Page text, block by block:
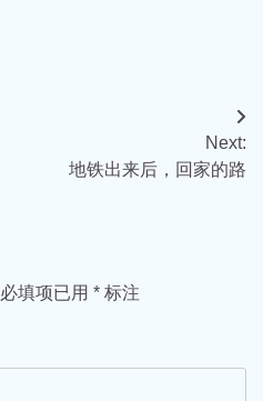
Next:
地铁出来后，回家的路
必填项已用 * 标注